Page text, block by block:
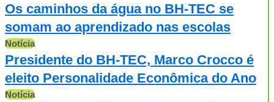
Os caminhos da água no BH-TEC se
somam ao aprendizado nas escolas
Notícia
Presidente do BH-TEC, Marco Crocco é
eleito Personalidade Econômica do Ano
Notícia